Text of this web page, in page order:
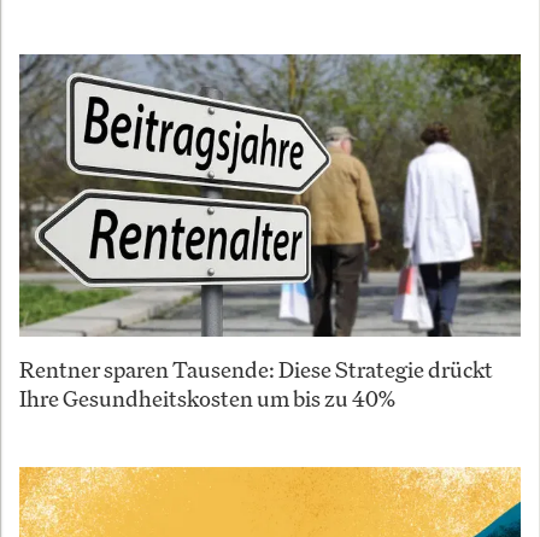
Rentner sparen Tausende: Diese Strategie drückt
Ihre Gesundheitskosten um bis zu 40%